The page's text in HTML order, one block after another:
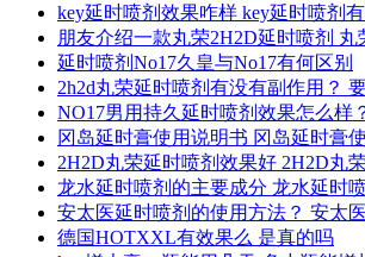
key延时喷剂效果咋样 key延时喷剂
朋友介绍一款丸荣2H2D延时喷剂 丸
延时喷剂No17久皇与No17有何区别
2h2d丸荣延时喷剂有没有副作用？
NO17男用持久延时喷剂效果怎么样
冈岛延时膏使用说明书 冈岛延时膏
2H2D丸荣延时喷剂效果好 2H2D丸
龙水延时喷剂的主要成分 龙水延时
安太医延时喷剂的使用方法？ 安太
德国HOTXXL有效果么 是真的吗